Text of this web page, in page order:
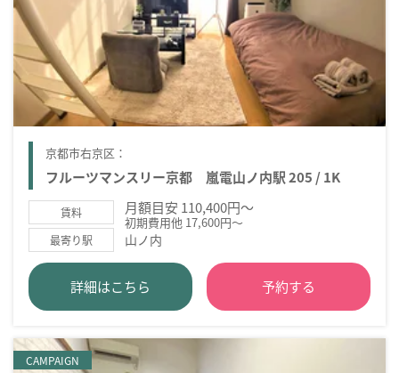
京都市右京区：
フルーツマンスリー京都 嵐電山ノ内駅 205 / 1K
賃料 月額目安 110,400円～
初期費用他 17,600円～
最寄り駅 山ノ内
詳細はこちら 予約する
CAMPAIGN